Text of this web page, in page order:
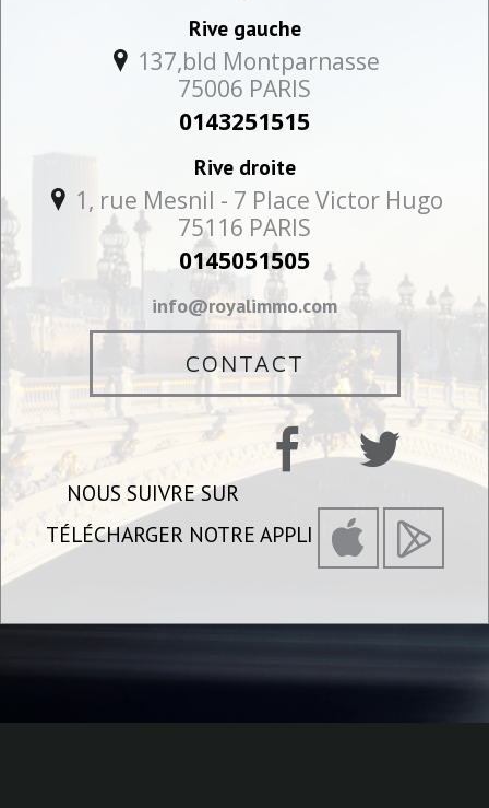
Rive gauche
137,bld Montparnasse
75006 PARIS
0143251515
Rive droite
1, rue Mesnil - 7 Place Victor Hugo
75116 PARIS
0145051505
info@royalimmo.com
CONTACT
NOUS SUIVRE SUR
TÉLÉCHARGER NOTRE APPLI